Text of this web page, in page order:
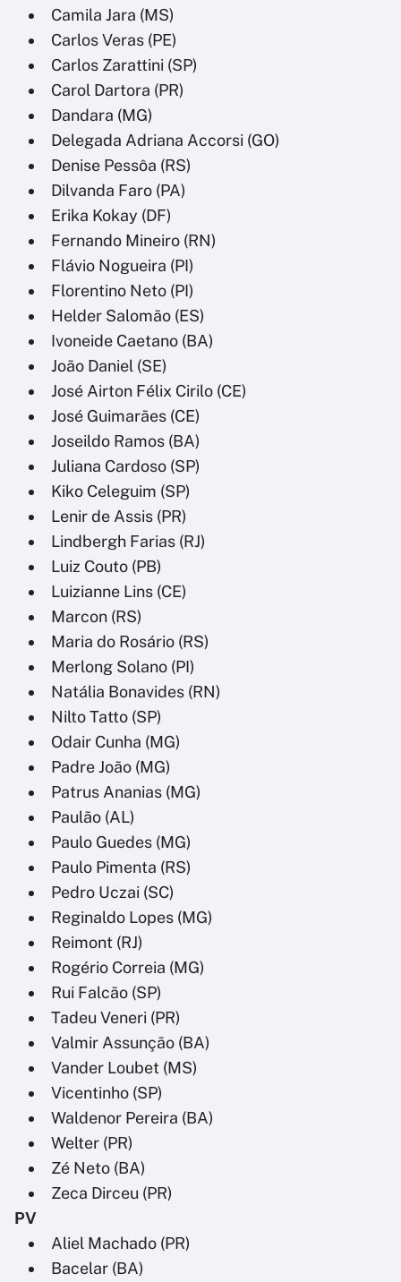
Camila Jara (MS)
Carlos Veras (PE)
Carlos Zarattini (SP)
Carol Dartora (PR)
Dandara (MG)
Delegada Adriana Accorsi (GO)
Denise Pessôa (RS)
Dilvanda Faro (PA)
Erika Kokay (DF)
Fernando Mineiro (RN)
Flávio Nogueira (PI)
Florentino Neto (PI)
Helder Salomão (ES)
Ivoneide Caetano (BA)
João Daniel (SE)
José Airton Félix Cirilo (CE)
José Guimarães (CE)
Joseildo Ramos (BA)
Juliana Cardoso (SP)
Kiko Celeguim (SP)
Lenir de Assis (PR)
Lindbergh Farias (RJ)
Luiz Couto (PB)
Luizianne Lins (CE)
Marcon (RS)
Maria do Rosário (RS)
Merlong Solano (PI)
Natália Bonavides (RN)
Nilto Tatto (SP)
Odair Cunha (MG)
Padre João (MG)
Patrus Ananias (MG)
Paulão (AL)
Paulo Guedes (MG)
Paulo Pimenta (RS)
Pedro Uczai (SC)
Reginaldo Lopes (MG)
Reimont (RJ)
Rogério Correia (MG)
Rui Falcão (SP)
Tadeu Veneri (PR)
Valmir Assunção (BA)
Vander Loubet (MS)
Vicentinho (SP)
Waldenor Pereira (BA)
Welter (PR)
Zé Neto (BA)
Zeca Dirceu (PR)
PV
Aliel Machado (PR)
Bacelar (BA)